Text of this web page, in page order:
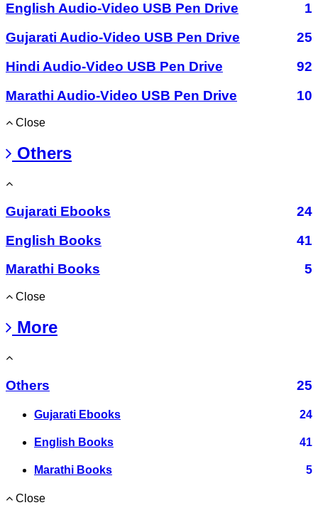
English Audio-Video USB Pen Drive
1
Gujarati Audio-Video USB Pen Drive
25
Hindi Audio-Video USB Pen Drive
92
Marathi Audio-Video USB Pen Drive
10
Close
Others
Gujarati Ebooks
24
English Books
41
Marathi Books
5
Close
More
Others 25
Gujarati Ebooks 24
English Books 41
Marathi Books 5
Close